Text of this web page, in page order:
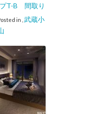
T-B 間取り
in 武蔵小